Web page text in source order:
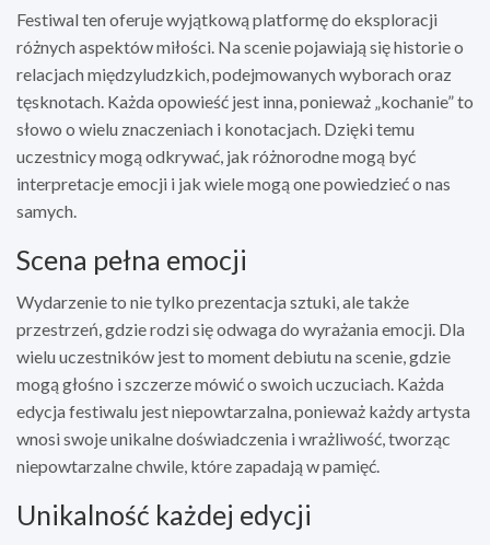
Festiwal ten oferuje wyjątkową platformę do eksploracji
różnych aspektów miłości. Na scenie pojawiają się historie o
relacjach międzyludzkich, podejmowanych wyborach oraz
tęsknotach. Każda opowieść jest inna, ponieważ „kochanie” to
słowo o wielu znaczeniach i konotacjach. Dzięki temu
uczestnicy mogą odkrywać, jak różnorodne mogą być
interpretacje emocji i jak wiele mogą one powiedzieć o nas
samych.
Scena pełna emocji
Wydarzenie to nie tylko prezentacja sztuki, ale także
przestrzeń, gdzie rodzi się odwaga do wyrażania emocji. Dla
wielu uczestników jest to moment debiutu na scenie, gdzie
mogą głośno i szczerze mówić o swoich uczuciach. Każda
edycja festiwalu jest niepowtarzalna, ponieważ każdy artysta
wnosi swoje unikalne doświadczenia i wrażliwość, tworząc
niepowtarzalne chwile, które zapadają w pamięć.
Unikalność każdej edycji